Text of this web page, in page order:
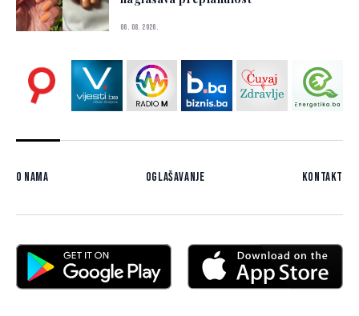
06. 08. 2026.
O nama Oglašavanje Kontakt